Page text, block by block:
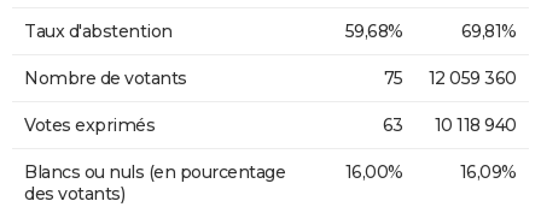
Taux d'abstention 59,68% 69,81%
Nombre de votants 75 12 059 360
Votes exprimés 63 10 118 940
Blancs ou nuls (en pourcentage
des votants)
16,00% 16,09%